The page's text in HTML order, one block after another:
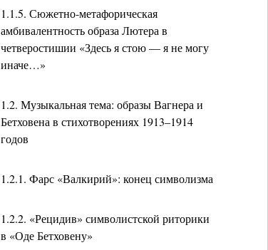
1.1.5. Сюжетно-метафорическая
амбивалентность образа Лютера в
четверостишии «Здесь я стою — я не могу
иначе…»
1.2. Музыкальная тема: образы Вагнера и
Бетховена в стихотворениях 1913–1914
годов
1.2.1. Фарс «Валкирий»: конец символизма
1.2.2. «Рецидив» символистской риторики
в «Оде Бетховену»